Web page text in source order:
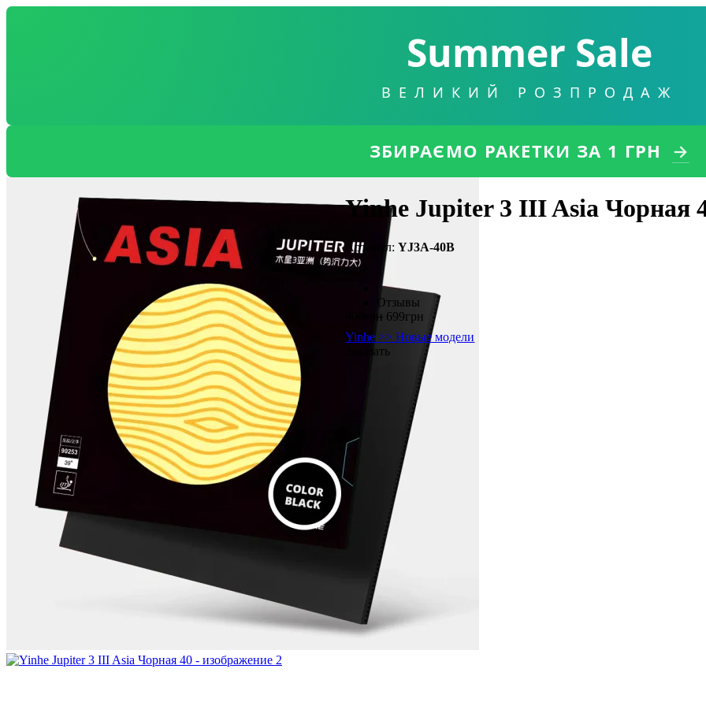
Summer Sale
ВЕЛИКИЙ РОЗПРОДАЖ
ЗБИРАЄМО РАКЕТКИ ЗА 1 ГРН →
Yinhe Jupiter 3 III Asia Чорная
YJ3A-40B
Отзывы
грн 699грн
Yinhe >> Новые модели
Заказать